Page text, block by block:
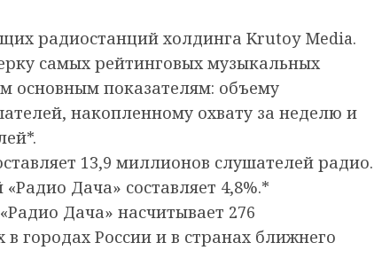
радиостанций холдинга Krutoy Media.
самых рейтинговых музыкальных
основным показателям: объему
накопленному охвату за неделю и
13,9 миллионов слушателей радио.
Дача» составляет 4,8%.*
Дача» насчитывает 276
городах России и в странах ближнего